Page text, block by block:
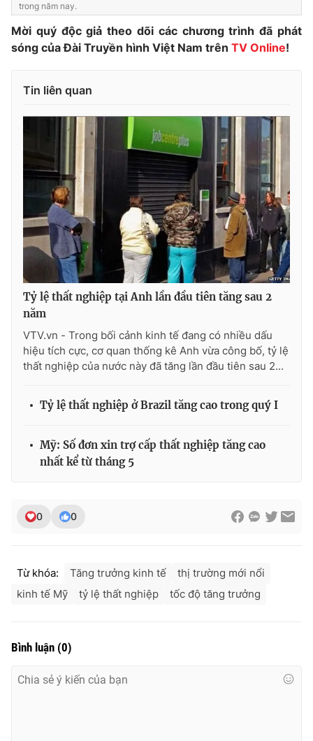
Thị trường
Tư vấn
Lịch phát sóng
Emagazine
Photo Infographic
Video Shorts video
VTV Money VTV Thể thao
VTV Sức khoẻ Bất động sản
Thị trường 24h Tấm lòng Việt
VTV4 Vươn mình bằng AI
Cơ quan chủ quản:
Đài Truyền hình Việt Nam
Giấy phép hoạt động báo in và báo điện tử số 483/GP-BTTTT
cấp ngày 29/12/2023
Tổng Biên tập:Vũ Thanh Thủy
trong năm nay.
Mời quý độc giả theo dõi các chương trình đã phát
sóng của Đài Truyền hình Việt Nam trên TV Online!
Tin liên quan
Tỷ lệ thất nghiệp tại Anh lần đầu tiên tăng sau 2
năm
VTV.vn - Trong bối cảnh kinh tế đang có nhiều dấu
hiệu tích cực, cơ quan thống kê Anh vừa công bố, tỷ lệ
thất nghiệp của nước này đã tăng lần đầu tiên sau 2...
Tỷ lệ thất nghiệp ở Brazil tăng cao trong quý I
Mỹ: Số đơn xin trợ cấp thất nghiệp tăng cao
nhất kể từ tháng 5
0 0
Từ khóa: Tăng trưởng kinh tế
thị trường mới nổi
kinh tế Mỹ
tỷ lệ thất nghiệp tốc độ tăng trưởng
Bình luận (0)